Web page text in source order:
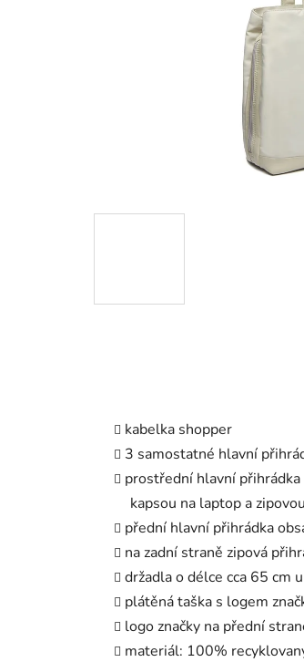
kabelka shopper
3 samostatné hlavní
prostřední hlavní
kapsou na laptop a
přední hlavní přihrádka
na zadní straně zipová
držadla o délce cca 65 cm
plátěná taška s logem
logo značky na přední
materiál: 100%